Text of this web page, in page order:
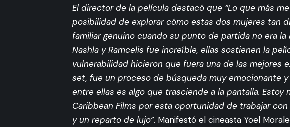
El director de la película destacó que “Lo que más
posibilidad de explorar cómo estas dos mujeres tan
familiar genuino cuando su punto de partida no era la
Nashla y Ramcelis fue increíble, ellas sostienen la
vulnerabilidad hicieron que fuera una de las mejores
set, fue un proceso de búsqueda muy emocionante y
entre ellas es algo que trasciende a la pantalla. Estoy
Caribbean Films por esta oportunidad de trabajar
y un reparto de lujo”. Manifestó el cineasta Yoel